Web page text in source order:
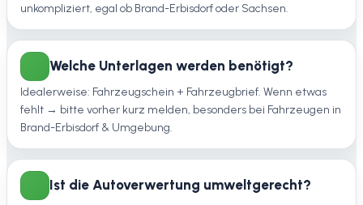
unkompliziert, egal ob Brand-Erbisdorf oder Sachsen.
Welche Unterlagen werden benötigt?
Idealerweise: Fahrzeugschein + Fahrzeugbrief. Wenn etwas
fehlt → bitte vorher kurz melden, besonders bei Fahrzeugen in
Brand-Erbisdorf & Umgebung.
Ist die Autoverwertung umweltgerecht?